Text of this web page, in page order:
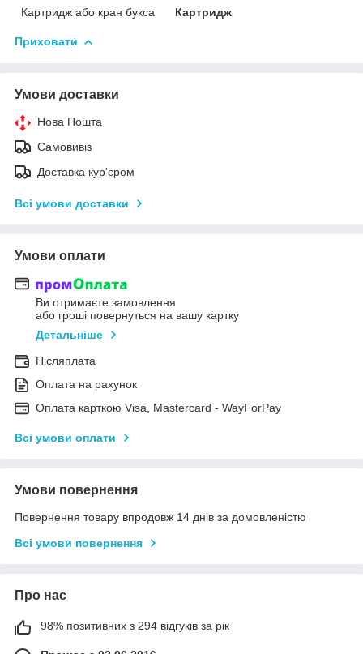
Картридж або кран букса Картридж
Приховати
Умови доставки
Нова Пошта
Самовивіз
Доставка кур'єром
Всі умови доставки
Умови оплати
Ви отримаєте замовлення
або гроші повернуться на вашу картку
Детальніше
Післяплата
Оплата на рахунок
Оплата карткою Visa, Mastercard - WayForPay
Всі умови оплати
Умови повернення
Повернення товару впродовж 14 днів за домовленістю
Всі умови повернення
Про нас
98% позитивних з 294 відгуків за рік